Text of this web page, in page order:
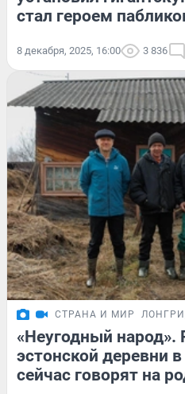
стал героем
8 декабря, 2025, 16:00 3 836
СТРАНА И МИР
«Неугодный народ».
эстонской деревни
сейчас говорят на